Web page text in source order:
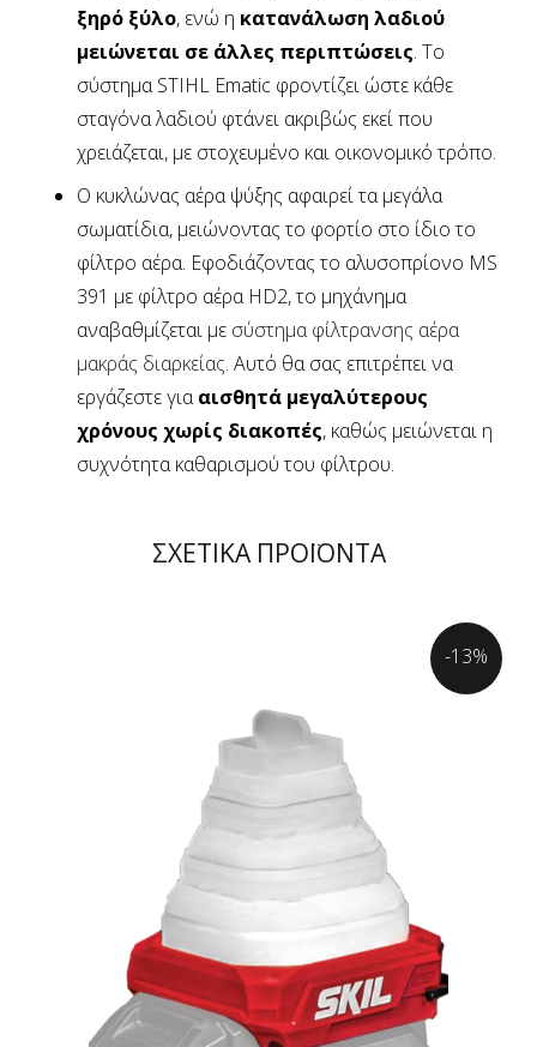
ξηρό ξύλο, ενώ η κατανάλωση λαδιού
μειώνεται σε άλλες περιπτώσεις. Το
σύστημα STIHL Ematic φροντίζει ώστε κάθε
σταγόνα λαδιού φτάνει ακριβώς εκεί που
χρειάζεται, με στοχευμένο και οικονομικό τρόπο.
Ο κυκλώνας αέρα ψύξης αφαιρεί τα μεγάλα
σωματίδια, μειώνοντας το φορτίο στο ίδιο το
φίλτρο αέρα. Εφοδιάζοντας το αλυσοπρίονο MS
391 με φίλτρο αέρα HD2, το μηχάνημα
αναβαθμίζεται με σύστημα φίλτρανσης αέρα
μακράς διαρκείας. Αυτό θα σας επιτρέπει να
εργάζεστε γιααισθητά μεγαλύτερους
χρόνους χωρίς διακοπές, καθώς μειώνεται η
συχνότητα καθαρισμού του φίλτρου.
ΣΧΕΤΙΚΑ ΠΡΟΪΟΝΤΑ
-13%